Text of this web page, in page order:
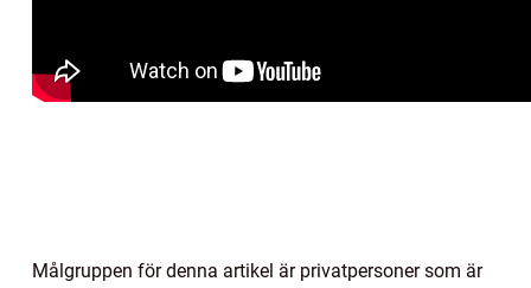
Målgruppen för denna artikel är privatpersoner som är